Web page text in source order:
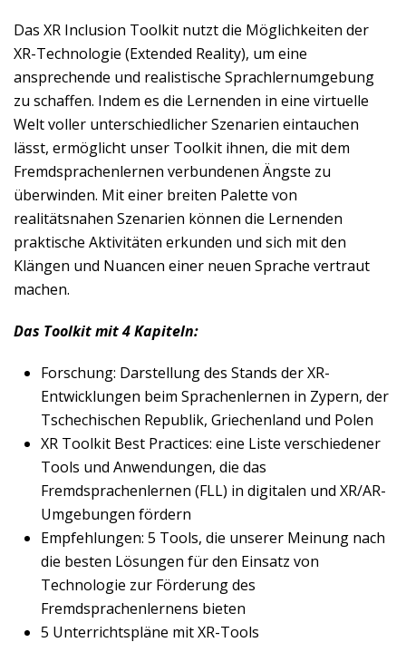
Das XR Inclusion Toolkit nutzt die Möglichkeiten der
XR-Technologie (Extended Reality), um eine
ansprechende und realistische Sprachlernumgebung
zu schaffen. Indem es die Lernenden in eine virtuelle
Welt voller unterschiedlicher Szenarien eintauchen
lässt, ermöglicht unser Toolkit ihnen, die mit dem
Fremdsprachenlernen verbundenen Ängste zu
überwinden. Mit einer breiten Palette von
realitätsnahen Szenarien können die Lernenden
praktische Aktivitäten erkunden und sich mit den
Klängen und Nuancen einer neuen Sprache vertraut
machen.
Das Toolkit mit 4 Kapiteln:
Forschung: Darstellung des Stands der XR-
Entwicklungen beim Sprachenlernen in Zypern, der
Tschechischen Republik, Griechenland und Polen
XR Toolkit Best Practices: eine Liste verschiedener
Tools und Anwendungen, die das
Fremdsprachenlernen (FLL) in digitalen und XR/AR-
Umgebungen fördern
Empfehlungen: 5 Tools, die unserer Meinung nach
die besten Lösungen für den Einsatz von
Technologie zur Förderung des
Fremdsprachenlernens bieten
5 Unterrichtspläne mit XR-Tools